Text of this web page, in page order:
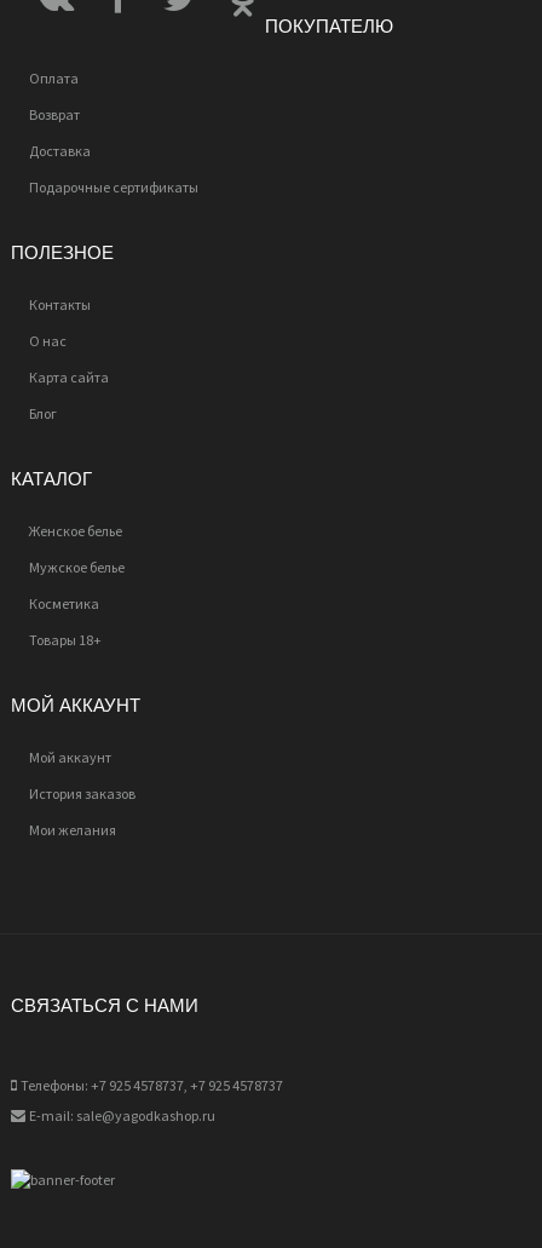
ПОКУПАТЕЛЮ
Оплата
Возврат
Доставка
Подарочные сертификаты
ПОЛЕЗНОЕ
Контакты
О нас
Карта сайта
Блог
КАТАЛОГ
Женское белье
Мужское белье
Косметика
Товары 18+
МОЙ АККАУНТ
Мой аккаунт
История заказов
Мои желания
СВЯЗАТЬСЯ С НАМИ
Телефоны: +7 925 4578737, +7 925 4578737
E-mail: sale@yagodkashop.ru